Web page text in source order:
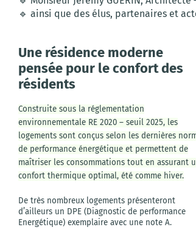
🔹 ainsi que des élus, partenaires et
Une résidence moderne
pensée pour le confort des
résidents
Construite sous la réglementation
environnementale RE 2020 – seuil 2025, les
logements sont conçus selon les dernières
de performance énergétique et permettent de
maîtriser les consommations tout en assurant
confort thermique optimal, été comme hiver.
De très nombreux logements présenteront
d’ailleurs un DPE (Diagnostic de performance
Energétique) exemplaire avec une note A.